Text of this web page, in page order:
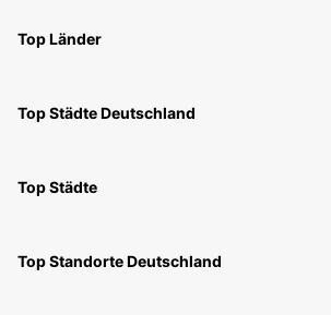
Top Länder
Top Städte Deutschland
Top Städte
Top Standorte Deutschland